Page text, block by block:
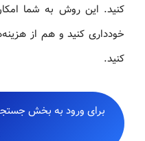
کنید. این روش به شما
خودداری کنید و هم از
کنید.
برای ورود به بخش